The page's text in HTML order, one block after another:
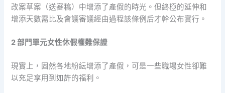
改案草案（送審稿）中增添了產假的時光。但終極的延伸和
增添天數需比及會議審議經由過程該條例后才幹公布實行。
2 部門單元女性休假權難保證
現實上，固然各地紛紜增添了產假，可是一些職場女性卻難
以充足享用到如許的福利。